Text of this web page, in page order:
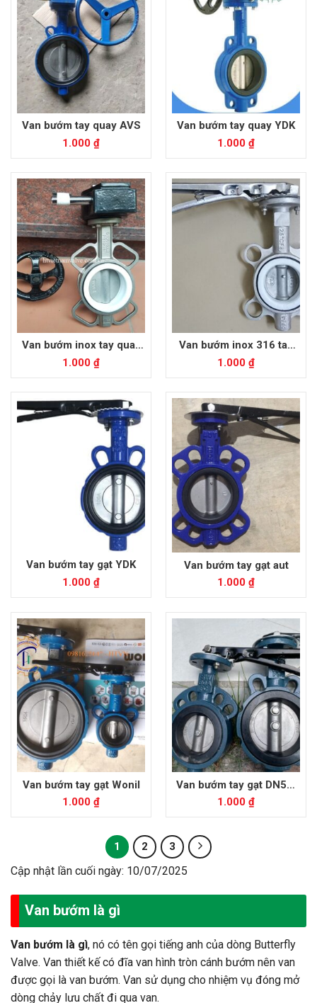
Van bướm tay quay AVS
1.000 ₫
Van bướm tay quay YDK
1.000 ₫
Van bướm inox tay quay
Samwoo
1.000 ₫
Van bướm inox 316 tay
gạt
1.000 ₫
Van bướm tay gạt YDK
1.000 ₫
Van bướm tay gạt aut
1.000 ₫
Van bướm tay gạt Wonil
1.000 ₫
Van bướm tay gạt DN50,
DN200
1.000 ₫
1 2 3
Cập nhật lần cuối ngày: 10/07/2025
Van bướm là gì
Van bướm là gì, nó có tên gọi tiếng anh của dòng Butterfly
Valve. Van thiết kế có đĩa van hình tròn cánh bướm nên van
được gọi là van bướm. Van sử dụng cho nhiệm vụ đóng mở
dòng chảy lưu chất đi qua van.